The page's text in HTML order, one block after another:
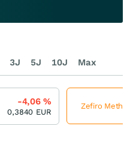
3J 5J 10J Max
-4,06%
0,3840 EUR
Zefiro